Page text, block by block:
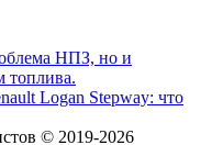
НПЗ, но и
топлива.
Logan Stepway: что
© 2019-2026